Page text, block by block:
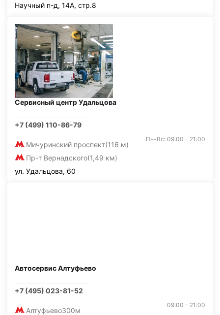
Научный п-д, 14А, стр.8
Сервисный центр Удальцова
+7 (499) 110-86-79
Мичуринский проспект(116 м)
Пр-т Вернадского(1,49 км)
Пн-Вс: 09:00 - 21:00
ул. Удальцова, 60
Автосервис Алтуфьево
+7 (495) 023-81-52
Алтуфьево300м
09:00 - 21:00